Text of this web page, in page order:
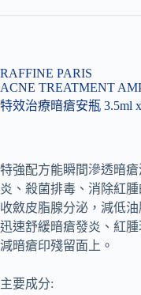
RAFFINE PARIS
ACNE TREATMENT
特效治療暗瘡安瓶 3.5ml
特強配方能瞬間滲透暗
炎、殺菌排毒、消除紅腫
收斂皮脂腺分泌，減低油
迅速舒緩暗瘡發炎、紅
減暗瘡印殘留面上。
主要成分: